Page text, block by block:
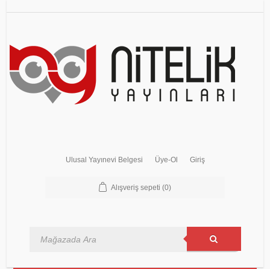
Ulusal Yayınevi Belgesi Üye-Ol Giriş
Alışveriş sepeti (0)